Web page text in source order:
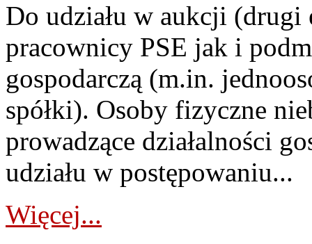
Do udziału w aukcji (drugi
pracownicy PSE jak i
gospodarczą (m.in.
spółki). Osoby fizyczne
prowadzące działalności
udziału w postępowaniu...
Więcej...